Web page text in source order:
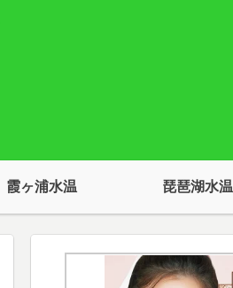
霞ヶ浦水温 琵琶湖水温